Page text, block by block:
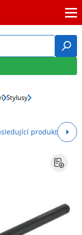
Stylusy
produkt